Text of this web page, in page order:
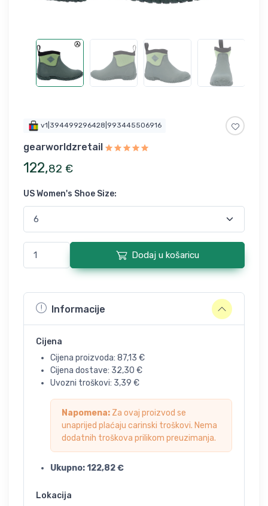
v1|394499296428|993445506916
gearworldzretail
122,82 €
US Women's Shoe Size:
Dodaj u košaricu
Informacije
Cijena
Cijena proizvoda: 87,13 €
Cijena dostave: 32,30 €
Uvozni troškovi: 3,39 €
Napomena: Za ovaj proizvod se
unaprijed plaćaju carinski troškovi. Nema
dodatnih troškova prilikom preuzimanja.
Ukupno:122,82€
Lokacija